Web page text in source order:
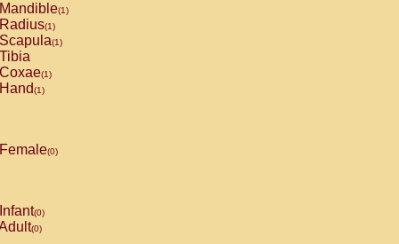
Mandible(1)
Radius(1)
Scapula(1)
Tibia
Coxae(1)
Hand(1)
Female(0)
Infant(0)
(0)